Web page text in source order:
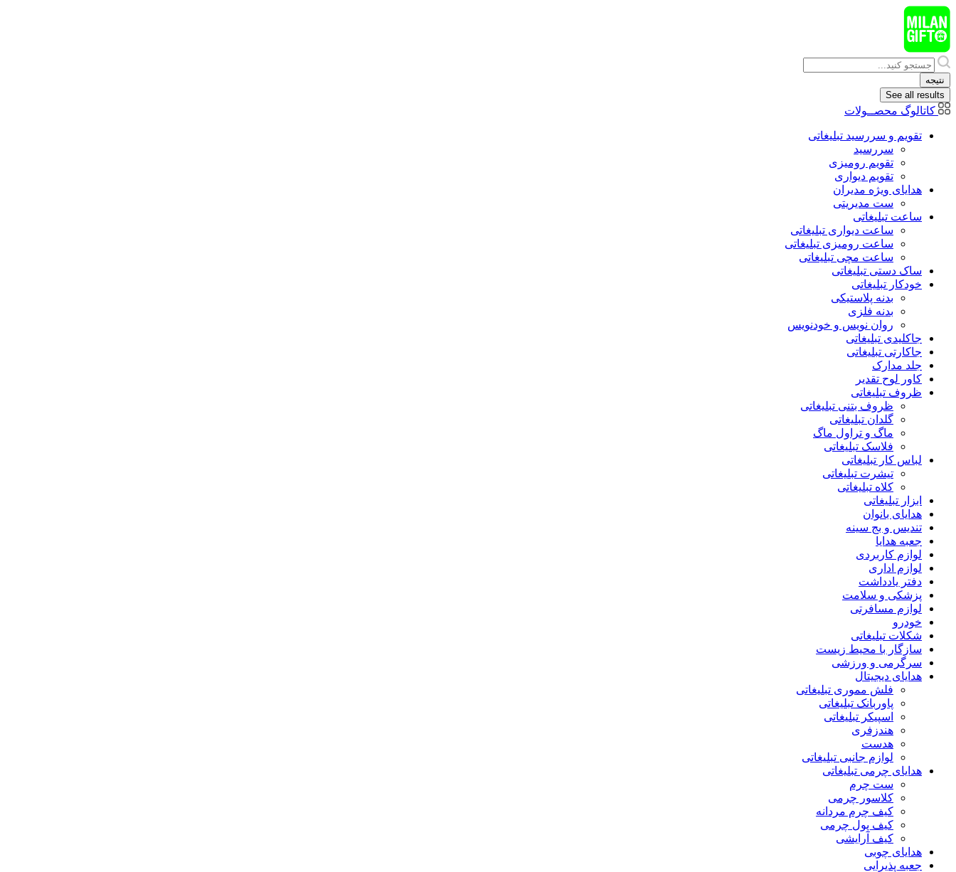
پرش
به
محتوا
Search
...
نتیجه
See all results
کاتالوگ محصــولات
تقویم و سررسید تبلیغاتی
سررسید
تقویم رومیزی
تقویم دیواری
هدایای ويژه مدیران
ست مدیریتی
ساعت تبلیغاتی
ساعت دیواری تبلیغاتی
ساعت رومیزی تبلیغاتی
ساعت مچی تبلیغاتی
ساک دستی تبلیغاتی
خودکار تبلیغاتی
بدنه پلاستیکی
بدنه فلزی
روان نویس و خودنویس
جاکلیدی تبلیغاتی
جاکارتی تبلیغاتی
جلد مدارک
کاور لوح تقدیر
ظروف تبلیغاتی
ظروف بتنی تبلیغاتی
گلدان تبلیغاتی
ماگ و تراول ماگ
فلاسک تبلیغاتی
لباس کار تبلیغاتی
تیشرت تبلیغاتی
کلاه تبلیغاتی
ابزار تبلیغاتی
هدایای بانوان
تندیس و بج سینه
جعبه هدایا
لوازم کاربردی
لوازم اداری
دفتر یادداشت
پزشکی و سلامت
لوازم مسافرتی
خودرو
شکلات تبلیغاتی
سازگار با محیط زیست
سرگرمی و ورزشی
هدایای دیجیتال
فلش مموری تبلیغاتی
پاوربانک تبلیغاتی
اسپیکر تبلیغاتی
هندزفری
هدست
لوازم جانبی تبلیغاتی
هدایای چرمی تبلیغاتی
ست چرم
کلاسور چرمی
کیف چرم مردانه
کیف پول چرمی
کیف آرایشی
هدایای چوبی
جعبه پذیرایی